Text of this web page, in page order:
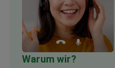
Warum wir?